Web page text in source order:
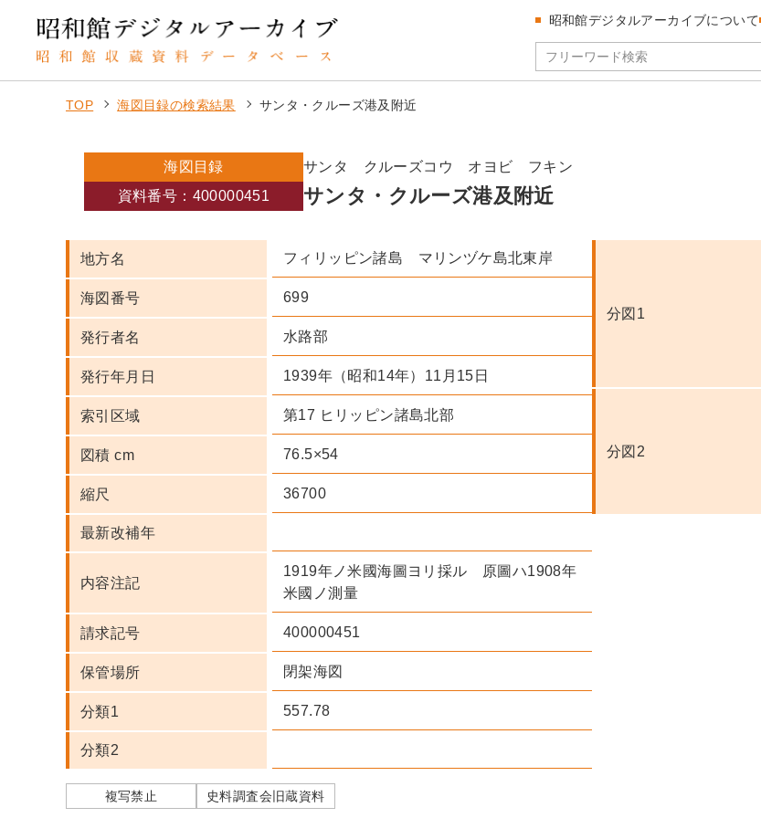
昭和館デジタルアーカイブについて
TOP 海図目録の検索結果 サンタ・クルーズ港及附近
海図目録
サンタ クルーズコウ オヨビ フキン
資料番号：400000451
サンタ・クルーズ港及附近
地方名 フィリッピン諸島 マリンヅケ島北東岸
海図番号 699
発行者名 水路部
発行年月日 1939年（昭和14年）11月15日
索引区域 第17 ヒリッピン諸島北部
図積 cm 76.5×54
縮尺 36700
最新改補年
内容注記
1919年ノ米國海圖ヨリ採ル 原圖ハ1908年
米國ノ測量
請求記号 400000451
保管場所 閉架海図
分類1 557.78
分類2
複写禁止 史料調査会旧蔵資料
分図1
分図2